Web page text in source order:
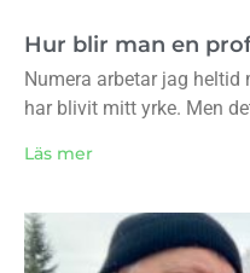
Hur blir man en
Numera arbetar jag heltid
har blivit mitt yrke. Men
Läs mer